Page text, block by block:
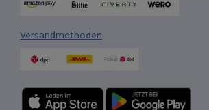
Versandmethoden